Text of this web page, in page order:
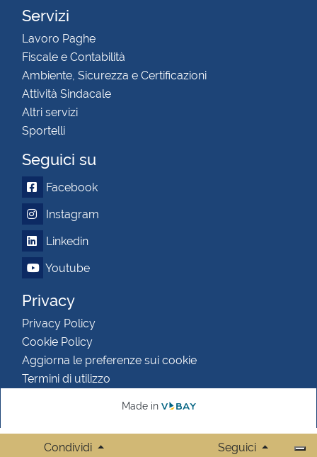
Servizi
Lavoro Paghe
Fiscale e Contabilità
Ambiente, Sicurezza e Certificazioni
Attività Sindacale
Altri servizi
Sportelli
Seguici su
Facebook
Instagram
Linkedin
Youtube
Privacy
Privacy Policy
Cookie Policy
Aggiorna le preferenze sui cookie
Termini di utilizzo
Made in
Condividi Seguici